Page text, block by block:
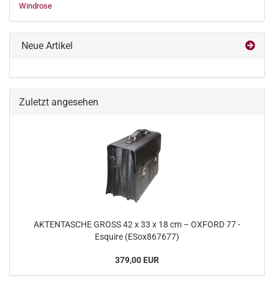
Windrose
Neue Artikel
Zuletzt angesehen
AKTENTASCHE GROSS 42 x 33 x 18 cm – OXFORD 77 -
Esquire (ESox867677)
379,00 EUR